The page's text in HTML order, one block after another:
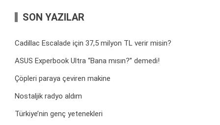
SON YAZILAR
Cadillac Escalade için 37,5 milyon TL verir misin?
ASUS Experbook Ultra “Bana mısın?” demedi!
Çöpleri paraya çeviren makine
Nostaljik radyo aldım
Türkiye’nin genç yetenekleri